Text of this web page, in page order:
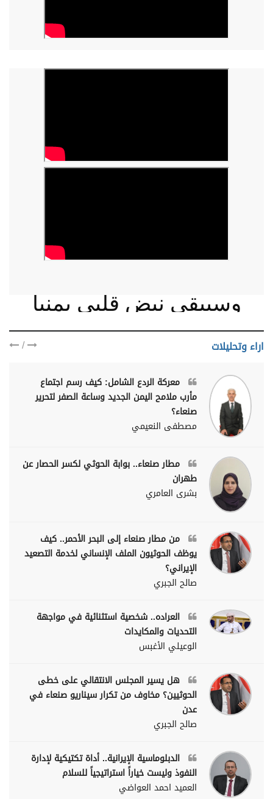
وسيبقى نبض قلبي يمنيا
اراء وتحليلات /
معركة الردع الشامل: كيف رسم اجتماع
مأرب ملامح اليمن الجديد وساعة الصفر لتحرير
صنعاء؟
مصطفى النعيمي
مطار صنعاء.. بوابة الحوثي لكسر الحصار عن
طهران
بشرى العامري
من مطار صنعاء إلى البحر الأحمر.. كيف
يوظف الحوثيون الملف الإنساني لخدمة التصعيد
الإيراني؟
صالح الجبري
العراده.. شخصية استثنائية في مواجهة
التحديات والمكايدات
الوعيلي الأغبس
هل يسير المجلس الانتقالي على خطى
الحوثيين؟ مخاوف من تكرار سيناريو صنعاء في
عدن
صالح الجبري
الدبلوماسية الإيرانية.. أداة تكتيكية لإدارة
النفوذ وليست خياراً استراتيجياً للسلام
العميد احمد العواضي